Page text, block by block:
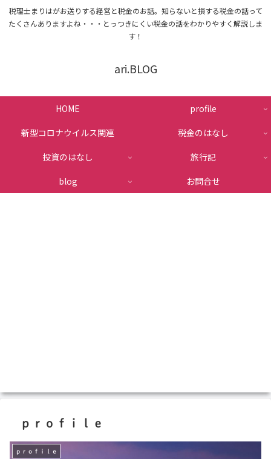
税理士まりはがお送りする経営と税金のお話。知らないと損する税金の話って
たくさんありますよね・・・とっつきにくい税金の話をわかりやすく解説しま
す！
ari.BLOG
HOME
profile
新型コロナウイルス関連
税金のはなし
投資のはなし
旅行記
blog
お問合せ
ｐｒｏｆｉｌｅ
ｐｒｏｆｉｌｅ